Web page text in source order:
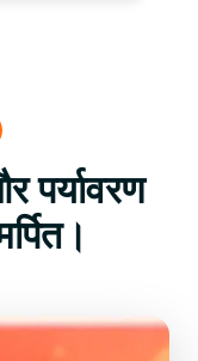
पर्यावरण